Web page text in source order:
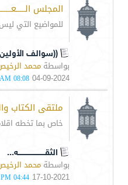
المجلس
للمواضيع التي
((سوالف
بواسطةمحمد
04-09-2024
08:08 AM
ملتقى الكتاب
خاص بما تخطه
الثقـــــــــــــــــــــــه...
بواسطةمحمد
17-10-2021
04:44 PM